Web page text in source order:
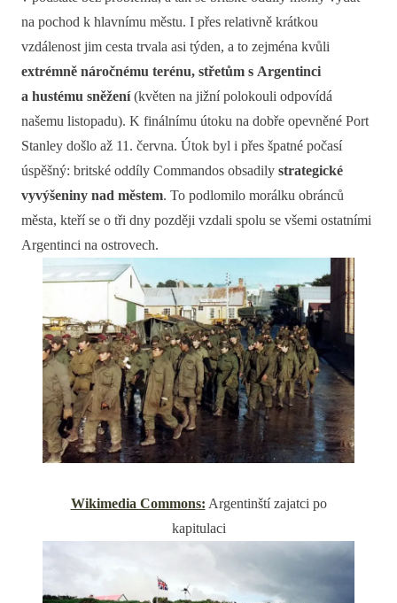
na pochod k hlavnímu městu. I přes relativně krátkou
vzdálenost jim cesta trvala asi týden, a to zejména kvůli
extrémně náročnému terénu, střetům s Argentinci
a hustému sněžení(květen na jižní polokouli odpovídá
našemu listopadu). K finálnímu útoku na dobře opevněné Port
Stanley došlo až 11. června. Útok byl i přes špatné počasí
úspěšný: britské oddíly Commandos obsadily strategické
vyvýšeniny nad městem. To podlomilo morálku obránců
města, kteří se o tři dny později vzdali spolu se všemi ostatními
Argentinci na ostrovech.
Wikimedia Commons: Argentinští zajatci po
kapitulaci